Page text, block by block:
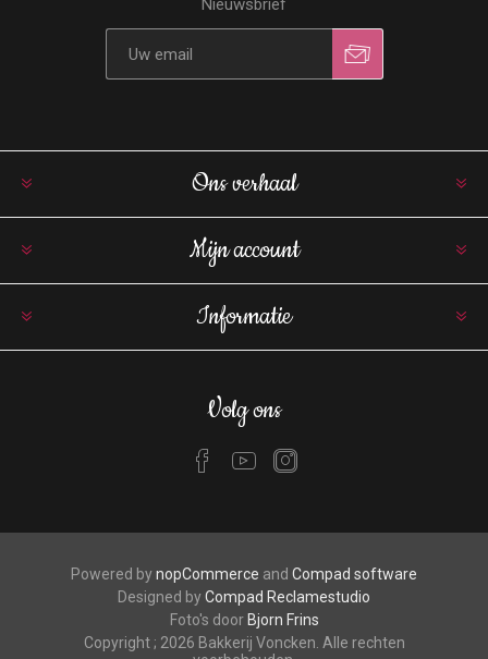
Nieuwsbrief
Ons verhaal
Mijn account
Informatie
Volg ons
Powered bynopCommerce and Compad software
Designed byCompad Reclamestudio
Foto's door Bjorn Frins
Copyright ; 2026 Bakkerij Voncken. Alle rechten